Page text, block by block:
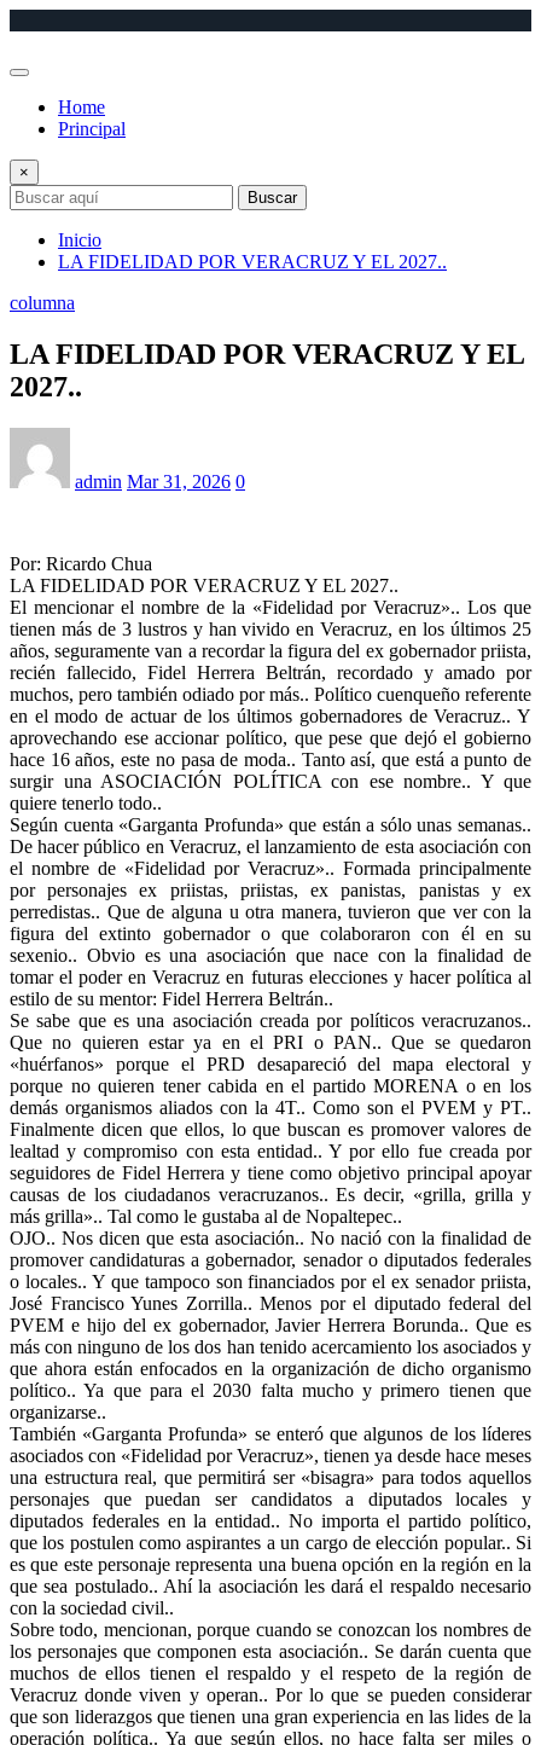
Home
Principal
×
Buscar
Inicio
LA FIDELIDAD POR VERACRUZ Y EL 2027..
columna
LA FIDELIDAD POR VERACRUZ Y EL
2027..
admin Mar 31, 2026 0
Por: Ricardo Chua
LA FIDELIDAD POR VERACRUZ Y EL 2027..
El mencionar el nombre de la «Fidelidad por Veracruz».. Los que
tienen más de 3 lustros y han vivido en Veracruz, en los últimos 25
años, seguramente van a recordar la figura del ex gobernador priista,
recién fallecido, Fidel Herrera Beltrán, recordado y amado por
muchos, pero también odiado por más.. Político cuenqueño referente
en el modo de actuar de los últimos gobernadores de Veracruz.. Y
aprovechando ese accionar político, que pese que dejó el gobierno
hace 16 años, este no pasa de moda.. Tanto así, que está a punto de
surgir una ASOCIACIÓN POLÍTICA con ese nombre.. Y que
quiere tenerlo todo..
Según cuenta «Garganta Profunda» que están a sólo unas semanas..
De hacer público en Veracruz, el lanzamiento de esta asociación con
el nombre de «Fidelidad por Veracruz».. Formada principalmente
por personajes ex priistas, priistas, ex panistas, panistas y ex
perredistas.. Que de alguna u otra manera, tuvieron que ver con la
figura del extinto gobernador o que colaboraron con él en su
sexenio.. Obvio es una asociación que nace con la finalidad de
tomar el poder en Veracruz en futuras elecciones y hacer política al
estilo de su mentor: Fidel Herrera Beltrán..
Se sabe que es una asociación creada por políticos veracruzanos..
Que no quieren estar ya en el PRI o PAN.. Que se quedaron
«huérfanos» porque el PRD desapareció del mapa electoral y
porque no quieren tener cabida en el partido MORENA o en los
demás organismos aliados con la 4T.. Como son el PVEM y PT..
Finalmente dicen que ellos, lo que buscan es promover valores de
lealtad y compromiso con esta entidad.. Y por ello fue creada por
seguidores de Fidel Herrera y tiene como objetivo principal apoyar
causas de los ciudadanos veracruzanos.. Es decir, «grilla, grilla y
más grilla».. Tal como le gustaba al de Nopaltepec..
OJO.. Nos dicen que esta asociación.. No nació con la finalidad de
promover candidaturas a gobernador, senador o diputados federales
o locales.. Y que tampoco son financiados por el ex senador priista,
José Francisco Yunes Zorrilla.. Menos por el diputado federal del
PVEM e hijo del ex gobernador, Javier Herrera Borunda.. Que es
más con ninguno de los dos han tenido acercamiento los asociados y
que ahora están enfocados en la organización de dicho organismo
político.. Ya que para el 2030 falta mucho y primero tienen que
organizarse..
También «Garganta Profunda» se enteró que algunos de los líderes
asociados con «Fidelidad por Veracruz», tienen ya desde hace meses
una estructura real, que permitirá ser «bisagra» para todos aquellos
personajes que puedan ser candidatos a diputados locales y
diputados federales en la entidad.. No importa el partido político,
que los postulen como aspirantes a un cargo de elección popular.. Si
es que este personaje representa una buena opción en la región en la
que sea postulado.. Ahí la asociación les dará el respaldo necesario
con la sociedad civil..
Sobre todo, mencionan, porque cuando se conozcan los nombres de
los personajes que componen esta asociación.. Se darán cuenta que
muchos de ellos tienen el respaldo y el respeto de la región de
Veracruz donde viven y operan.. Por lo que se pueden considerar
que son liderazgos que tienen una gran experiencia en las lides de la
operación política.. Ya que según ellos, no hace falta ser miles o